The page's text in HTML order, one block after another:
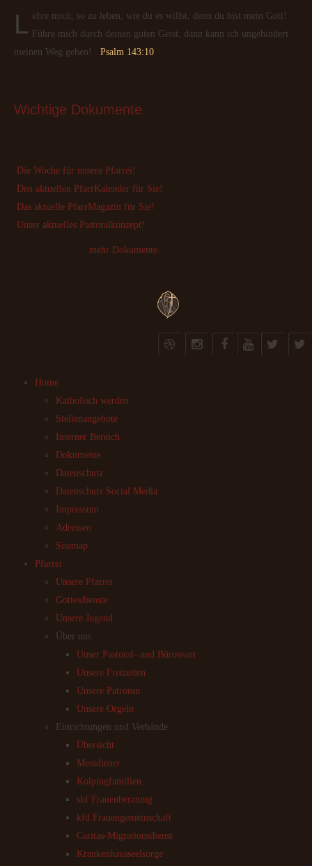
Lehre mich, so zu leben, wie du es willst, denn du bist mein Gott! Führe mich durch deinen guten Geist, dann kann ich ungehindert
meinen Weg gehen!
Psalm 143:10
Wichtige Dokumente
Die Woche für unsere Pfarrei!
Den aktuellen PfarrKalender für Sie!
Das aktuelle PfarrMagazin für Sie!
Unser aktuelles Pastoralkonzept!
mehr Dokumente..
Home
Katholisch werden
Stellenangebote
Interner Bereich
Dokumente
Datenschutz
Datenschutz Social Media
Impressum
Adressen
Sitemap
Pfarrei
Unsere Pfarrei
Gottesdienste
Unsere Jugend
Über uns
Unser Pastoral- und Büroteam
Unsere Freizeiten
Unsere Patronin
Unsere Orgeln
Einrichtungen und Verbände
Übersicht
Messdiener
Kolpingfamilien
skf Frauenberatung
kfd Frauengemeinschaft
Caritas-Migrationsdienst
Krankenhausseelsorge